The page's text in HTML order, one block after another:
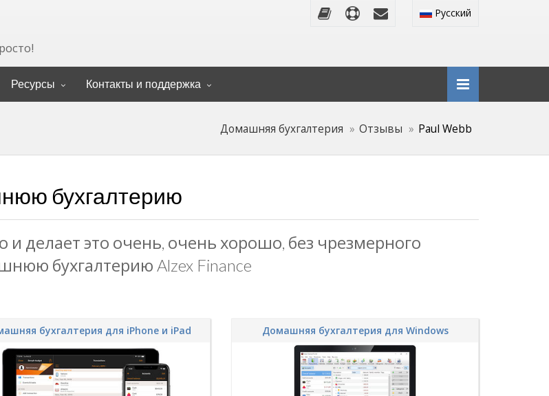
Русский
Ресурсы Контакты и поддержка
Домашняя бухгалтерия Отзывы Paul Webb
бухгалтерию
делает это очень, очень хорошо, без чрезмерного
бухгалтерию Alzex Finance
бухгалтерия для iPhone и iPad Домашняя бухгалтерия для Windows